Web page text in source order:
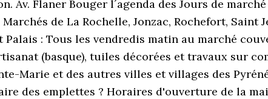
Av. Flaner Bouger l´agenda des Jours de
de La Rochelle, Jonzac, Rochefort, Saint
: Tous les vendredis matin au marché
(basque), tuiles décorées et travaux sur
Marie et des autres villes et villages des
des emplettes ? Horaires d'ouverture de la